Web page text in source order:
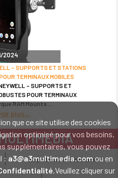
que ce site utilise des cookies
optimisé pour vos besoins.
supplémentaires, vous pouvez
: a3@a3multimedia.comou en
.Veuillez cliquer sur
2024
– SUPPORTS ET STATIONS
TERMINAUX MOBILES
– SUPPORTS ET
POUR TERMINAUX
RAM Mounts
plus
ET LOGICIEL CODE BARRE
- Nantes - Angers - Rennes - Le
- Toulouse - Marseille - Poitiers -
a3@a3multimedia.com